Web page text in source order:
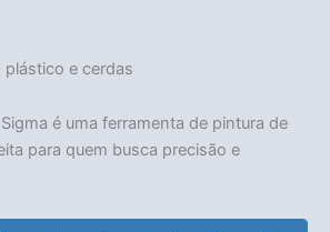
e cerdas
é uma ferramenta de pintura de
para quem busca precisão e